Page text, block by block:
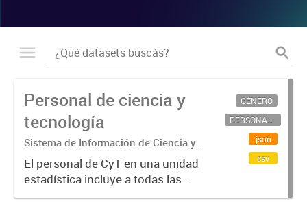
Personal de ciencia y
tecnología
Sistema de Información de Ciencia y
Tecnología Argentino (SICYTAR)
El personal de CyT en una unidad
estadística incluye a todas las
personas involucradas
GÉNERO
PERSONAL CIENTÍFICO-TECNOLÓGICO
json
csv